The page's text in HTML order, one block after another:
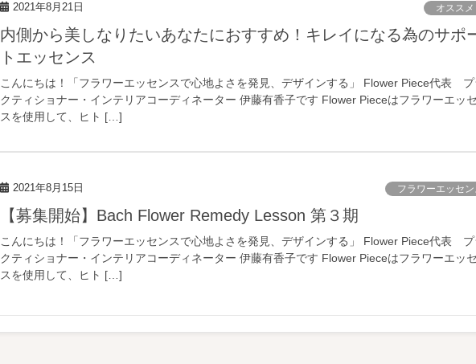
2021年8月21日 オススメ
内側から美しなりたいあなたにおすすめ！キレイになる為のサポー
トエッセンス
こんにちは！「フラワーエッセンスで心地よさを発見、デザインする」 Flower Piece代表 プ
クティショナー・インテリアコーディネーター 伊藤有香子です Flower Pieceはフラワーエッ
スを使用して、ヒト […]
2021年8月15日 フラワーエッセン
【募集開始】Bach Flower Remedy Lesson 第３期
こんにちは！「フラワーエッセンスで心地よさを発見、デザインする」 Flower Piece代表 プ
クティショナー・インテリアコーディネーター 伊藤有香子です Flower Pieceはフラワーエッ
スを使用して、ヒト […]